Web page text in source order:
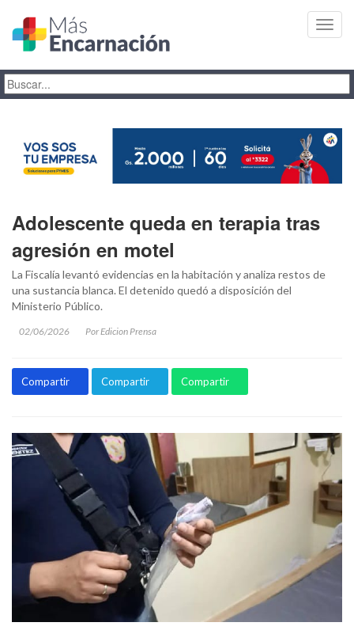
Adolescente queda en terapia tras
agresión en motel
La Fiscalía levantó evidencias en la habitación y analiza restos de
una sustancia blanca. El detenido quedó a disposición del
Ministerio Público.
02/06/2026 Por Edicion Prensa
Compartir Compartir Compartir